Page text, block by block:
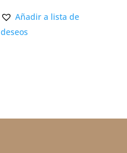
Añadir a lista de
deseos